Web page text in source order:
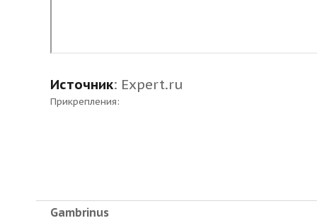
Источник: Expert.ru
Прикрепления:
Gambrinus